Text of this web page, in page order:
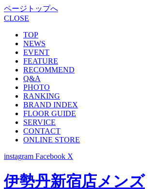
ページトップへ
CLOSE
TOP
NEWS
EVENT
FEATURE
RECOMMEND
Q&A
PHOTO
RANKING
BRAND INDEX
FLOOR GUIDE
SERVICE
CONTACT
ONLINE STORE
instagram Facebook X
伊勢丹新宿店メンズ